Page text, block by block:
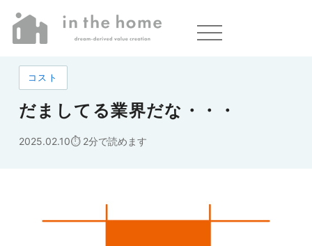
ホーム» だましてる業界だな・・・
コスト
だましてる業界だな・・・
2025.02.10 2分で読めます